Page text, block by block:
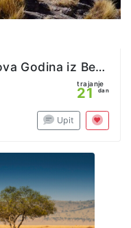
Čile, Peru, Bolivija, Čile Nova Godina iz Beograda
trajanje
21 dan
Upit